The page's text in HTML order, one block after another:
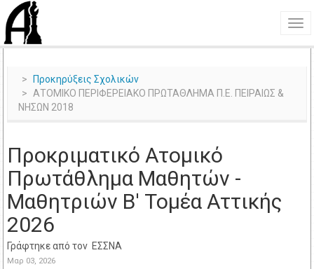
Προκηρύξεις Σχολικών
ΑΤΟΜΙΚΟ ΠΕΡΙΦΕΡΕΙΑΚΟ ΠΡΩΤΑΘΛΗΜΑ Π.Ε. ΠΕΙΡΑΙΩΣ &
ΝΗΣΩΝ 2018
Προκριματικό Ατομικό
Πρωτάθλημα Μαθητών -
Μαθητριών Β' Τομέα Αττικής
2026
Γράφτηκε από τον ΕΣΣΝΑ
Μαρ 03, 2026